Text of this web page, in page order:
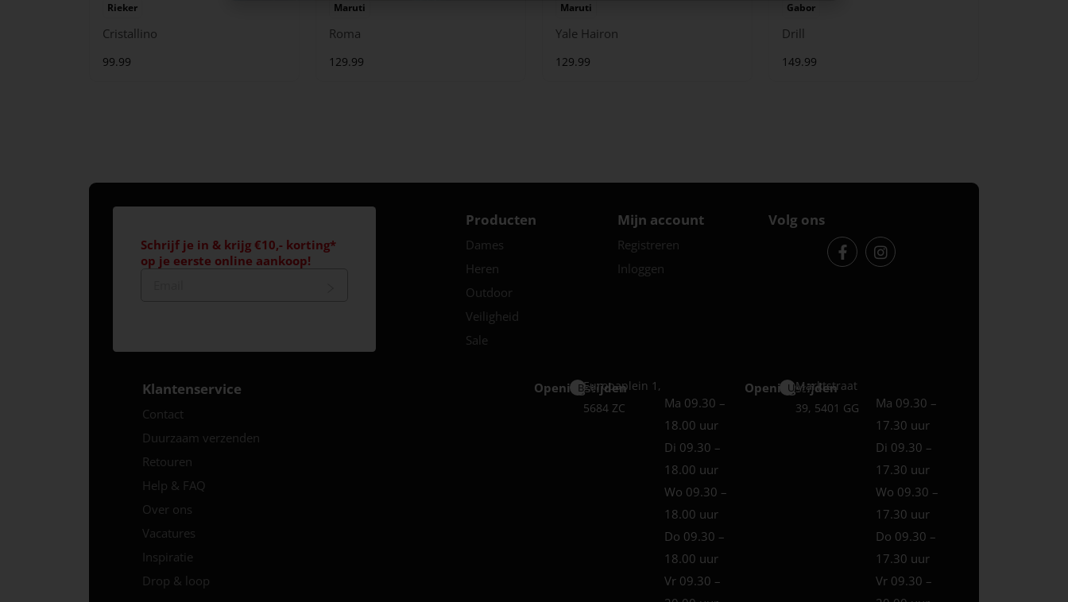
Rieker
Cristallino
99.99
Maruti
Roma
129.99
Maruti
Yale Hairon
129.99
Gabor
Drill
149.99
Schrijf je in & krijg €10,- korting*
op je eerste online aankoop!
Producten
Dames
Heren
Outdoor
Veiligheid
Sale
Mijn account
Registreren
Inloggen
Volg ons
Klantenservice
Contact
Duurzaam verzenden
Retouren
Help & FAQ
Over ons
Vacatures
Inspiratie
Drop & loop
Openingstijden
Best
Europaplein 1,
5684 ZC
Ma 09.30 –
18.00 uur
Di 09.30 –
18.00 uur
Wo 09.30 –
18.00 uur
Do 09.30 –
18.00 uur
Vr 09.30 –
Openingstijden
Uden
Marktstraat
39, 5401 GG
Ma 09.30 –
17.30 uur
Di 09.30 –
17.30 uur
Wo 09.30 –
17.30 uur
Do 09.30 –
17.30 uur
Vr 09.30 –